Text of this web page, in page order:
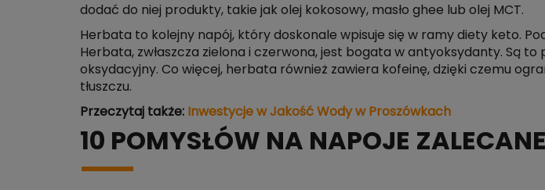
dodać do niej produkty, takie jak olej kokosowy, masło ghee lub olej MCT.
Herbata to kolejny napój, który doskonale wpisuje się w ramy diety keto.
Herbata, zwłaszcza zielona i czerwona, jest bogata w antyoksydanty. Są
oksydacyjny. Co więcej, herbata również zawiera kofeinę, dzięki czemu
tłuszczu.
Przeczytaj także: Inwestycje w Jakość Wody w Proszówkach
10 POMYSŁÓW NA NAPOJE